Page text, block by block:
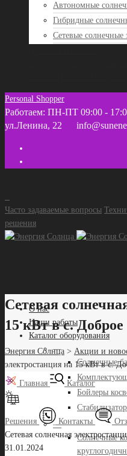
Автономные
Гибридные
Сетевые солнечные
Personal Shopper
Работаем: ПН-ПТ 09:00 -
ул.Ленина, 22
Часто задаваемые вопросы
решения
О нас
Наши работы
Каталог оборудования
—
Солнечные
Бойлеры
—
Солнечные
Сетевая
15 кВт в с. Доброе
Энергия Солнца > Акции и
электростанция на 15 кВт в с.
Главная Каталог
Решения Контакты
Сетевая солнечная
31.01.2024